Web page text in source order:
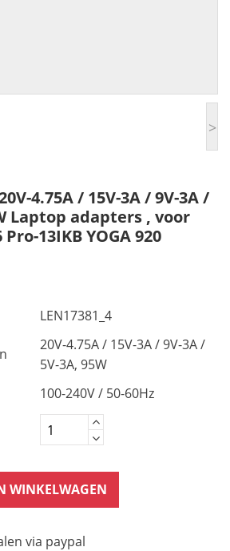
>
4.75A / 15V-3A / 9V-3A /
Laptop adapters , voor
13IKB YOGA 920
LEN17381_4
20V-4.75A / 15V-3A / 9V-3A /
5V-3A, 95W
100-240V / 50-60Hz
WINKELWAGEN
via paypal